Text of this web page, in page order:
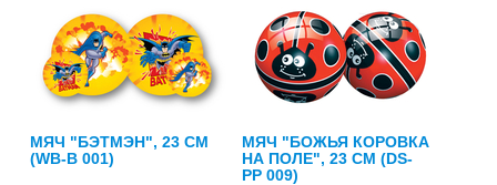
МЯЧ "БЭТМЭН", 23 СМ
(WB-B 001)
МЯЧ "БОЖЬЯ КОРОВКА
НА ПОЛЕ", 23 СМ (DS-
PP 009)